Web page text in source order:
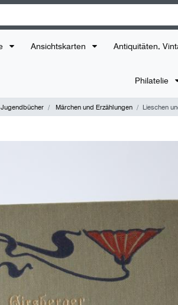
Ansichtskarten Antiquitäten,
Philatelie
Märchen und Erzählungen Lieschen